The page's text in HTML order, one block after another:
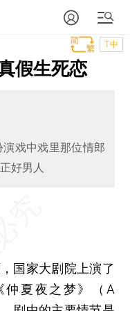
T中
假生死恋
戏中戏里那位情郎
好男人
国家大剧院上演了
仲夏夜之梦》（A